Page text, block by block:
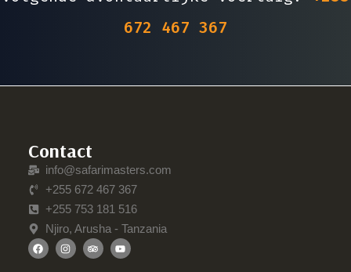
672 467 367
Contact
info@safarimasters.com
+255 672 467 367
+255 753 181 516
Njiro, Arusha - Tanzania